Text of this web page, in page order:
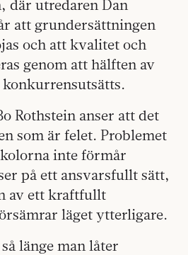
där utredaren Dan
att grundersättningen
och att kvalitet och
genom att hälften av
Rothstein anser att det
som är felet. Problemet
inte förmår
på ett ansvarsfullt sätt,
av ett kraftfullt
läget ytterligare.
länge man låter